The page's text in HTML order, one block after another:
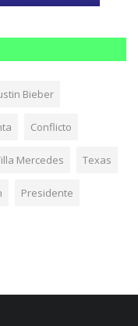
Bieber
Conflicto
Mercedes Texas
Presidente